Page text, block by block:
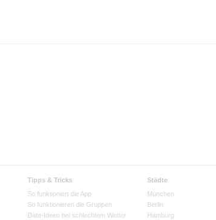
Tipps & Tricks
So funktioniert die App
So funktionieren die Gruppen
Date-Ideen bei schlechtem Wetter
Städte
München
Berlin
Hamburg